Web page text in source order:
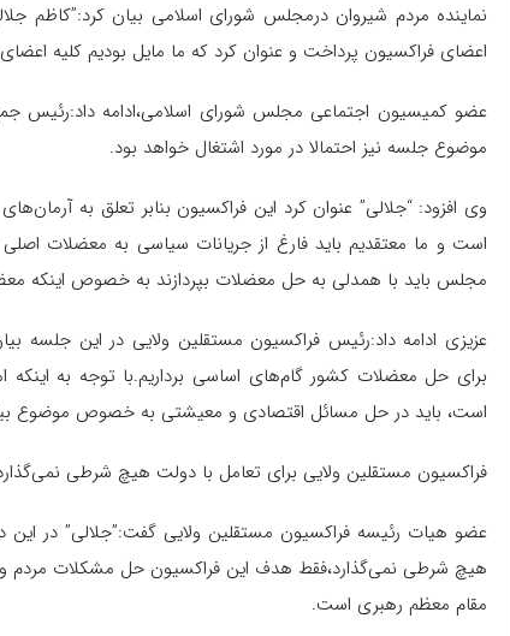
نماینده مردم شیروان درمجلس شورای اسلامی بیان کرد:”کاظم
اعضای فراکسیون پرداخت و عنوان کرد که ما مایل بودیم کلیه
عضو کمیسیون اجتماعی مجلس شورای اسلامی،ادامه داد:رئیس
موضوع جلسه نیز احتمالا در مورد اشتغال خواهد بود.
وی افزود: “جلالی” عنوان کرد این فراکسیون بنابر تعلق به
است و ما معتقدیم باید فارغ از جریانات سیاسی به معضلات
مجلس باید با همدلی به حل معضلات بپردازند به خصوص
عزیزی ادامه داد:رئیس فراکسیون مستقلین ولایی در این جلسه
برای حل معضلات کشور گام‌های اساسی برداریم.با توجه به
است، باید در حل مسائل اقتصادی و معیشتی به خصوص موضوع
فراکسیون مستقلین ولایی برای تعامل با دولت هیچ شرطی
عضو هیات رئیسه فراکسیون مستقلین ولایی گفت:”جلالی” در این
هیچ شرطی نمی‌گذارد،فقط هدف این فراکسیون حل مشکلات مردم و
مقام معظم رهبری است.